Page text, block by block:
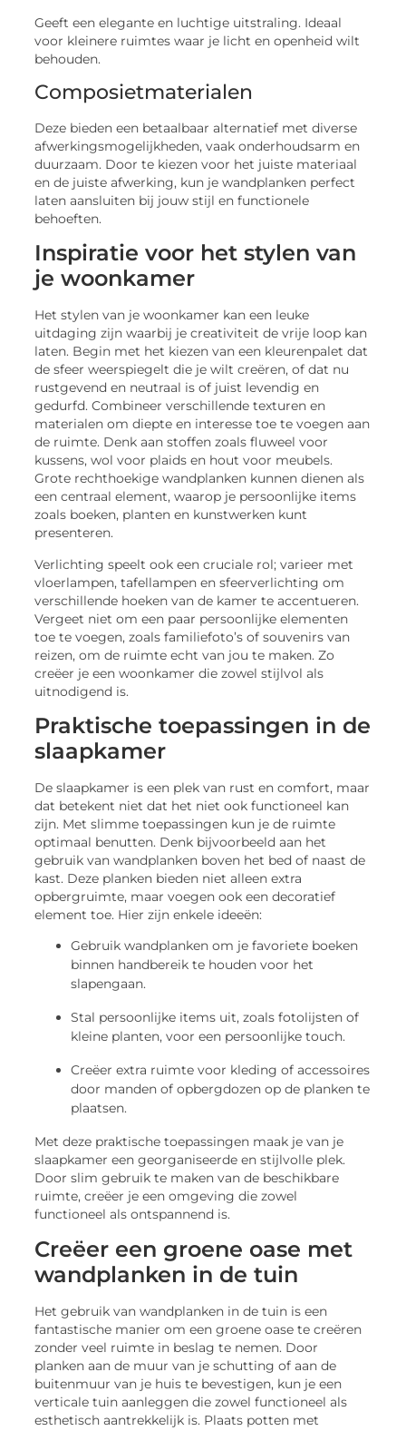
Geeft een elegante en luchtige uitstraling. Ideaal
voor kleinere ruimtes waar je licht en openheid wilt
behouden.
Composietmaterialen
Deze bieden een betaalbaar alternatief met diverse
afwerkingsmogelijkheden, vaak onderhoudsarm en
duurzaam. Door te kiezen voor het juiste materiaal
en de juiste afwerking, kun je wandplanken perfect
laten aansluiten bij jouw stijl en functionele
behoeften.
Inspiratie voor het stylen van
je woonkamer
Het stylen van je woonkamer kan een leuke
uitdaging zijn waarbij je creativiteit de vrije loop kan
laten. Begin met het kiezen van een kleurenpalet dat
de sfeer weerspiegelt die je wilt creëren, of dat nu
rustgevend en neutraal is of juist levendig en
gedurfd. Combineer verschillende texturen en
materialen om diepte en interesse toe te voegen aan
de ruimte. Denk aan stoffen zoals fluweel voor
kussens, wol voor plaids en hout voor meubels.
Grote rechthoekige wandplanken kunnen dienen als
een centraal element, waarop je persoonlijke items
zoals boeken, planten en kunstwerken kunt
presenteren.
Verlichting speelt ook een cruciale rol; varieer met
vloerlampen, tafellampen en sfeerverlichting om
verschillende hoeken van de kamer te accentueren.
Vergeet niet om een paar persoonlijke elementen
toe te voegen, zoals familiefoto’s of souvenirs van
reizen, om de ruimte echt van jou te maken. Zo
creëer je een woonkamer die zowel stijlvol als
uitnodigend is.
Praktische toepassingen in de
slaapkamer
De slaapkamer is een plek van rust en comfort, maar
dat betekent niet dat het niet ook functioneel kan
zijn. Met slimme toepassingen kun je de ruimte
optimaal benutten. Denk bijvoorbeeld aan het
gebruik van wandplanken boven het bed of naast de
kast. Deze planken bieden niet alleen extra
opbergruimte, maar voegen ook een decoratief
element toe. Hier zijn enkele ideeën:
Gebruik wandplanken om je favoriete boeken
binnen handbereik te houden voor het
slapengaan.
Stal persoonlijke items uit, zoals fotolijsten of
kleine planten, voor een persoonlijke touch.
Creëer extra ruimte voor kleding of accessoires
door manden of opbergdozen op de planken te
plaatsen.
Met deze praktische toepassingen maak je van je
slaapkamer een georganiseerde en stijlvolle plek.
Door slim gebruik te maken van de beschikbare
ruimte, creëer je een omgeving die zowel
functioneel als ontspannend is.
Creëer een groene oase met
wandplanken in de tuin
Het gebruik van wandplanken in de tuin is een
fantastische manier om een groene oase te creëren
zonder veel ruimte in beslag te nemen. Door
planken aan de muur van je schutting of aan de
buitenmuur van je huis te bevestigen, kun je een
verticale tuin aanleggen die zowel functioneel als
esthetisch aantrekkelijk is. Plaats potten met